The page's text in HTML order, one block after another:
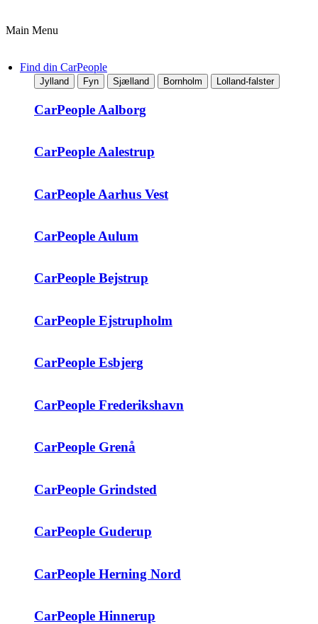
Main Menu
Find din CarPeople
Jylland Fyn Sjælland Bornholm Lolland-falster
CarPeople Aalborg
CarPeople Aalestrup
CarPeople Aarhus Vest
CarPeople Aulum
CarPeople Bejstrup
CarPeople Ejstrupholm
CarPeople Esbjerg
CarPeople Frederikshavn
CarPeople Grenå
CarPeople Grindsted
CarPeople Guderup
CarPeople Herning Nord
CarPeople Hinnerup